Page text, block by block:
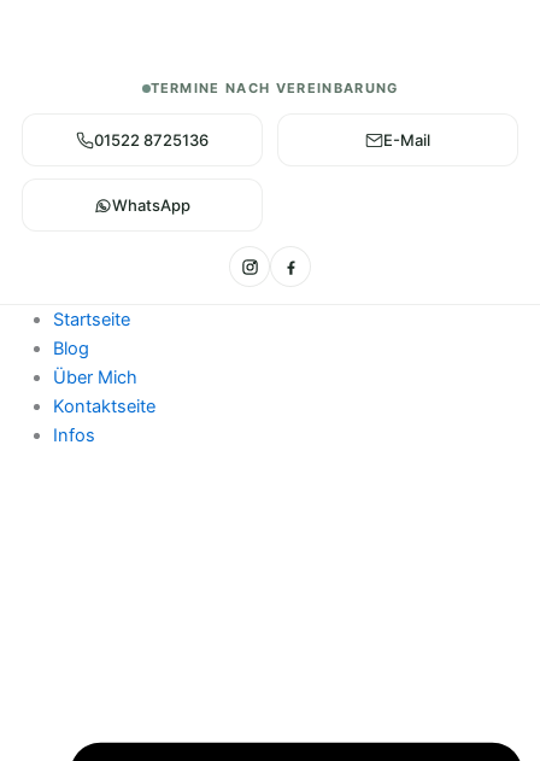
TERMINE NACH VEREINBARUNG
01522 8725136 E-Mail
WhatsApp
Startseite
Blog
Über Mich
Kontaktseite
Infos